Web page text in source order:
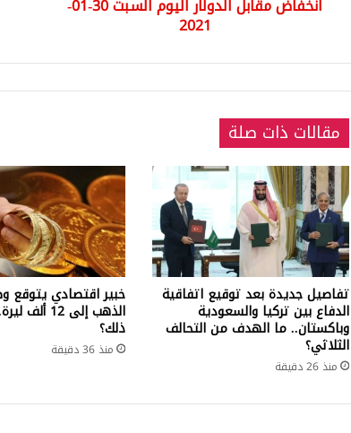
2021
انخفاض مقابل الدولار اليوم السبت 30-01-
2021
مقالات ذات صلة
تفاصيل جديدة بعد توقيع اتفاقية
الدفاع بين تركيا والسعودية
وباكستان.. ما الهدف من التحالف
الثلاثي؟
منذ 26 دقيقة
خبير اقتصادي يتوقع
الذهب إلى
ذلك؟
منذ 36 دقيقة